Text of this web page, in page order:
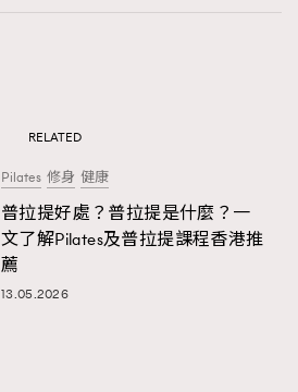
RELATED
Pilates 修身 健康
普拉提好處？普拉提是什麼？一
文了解Pilates及普拉提課程香港推
薦
13.05.2026